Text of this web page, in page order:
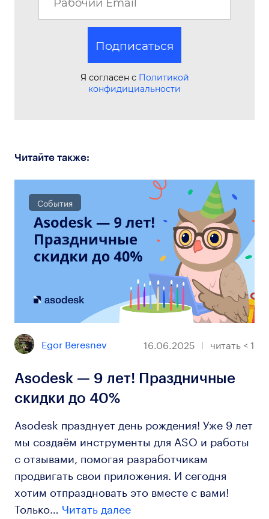
Подписаться
Я согласен с Политикой
конфидициальности
Читайте также:
События
Egor Beresnev 16.06.2025 читать < 1
Asodesk — 9 лет! Праздничные
скидки до 40%
Asodesk празднует день рождения! Уже 9 лет
мы создаём инструменты для ASO и работы
с отзывами, помогая разработчикам
продвигать свои приложения. И сегодня
хотим отпраздновать это вместе с вами!
Только… Читать далее